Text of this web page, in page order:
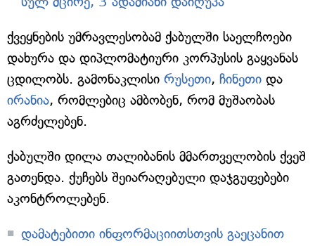
ქვეყნების უმრავლესობამ ქაბულში საელჩოები
დახურა და დიპლომატიური კორპუსის გაყვანას
ცდილობს. გამონაკლისი რუსეთი, ჩინეთი და
ირანია, რომლებიც ამბობენ, რომ მუშაობას
აგრძელებენ.
ქაბულში დილა თალიბანის მმართველობის ქვეშ
გათენდა. ქუჩებს შეიარაღებული დაჯგუფებები
აკონტროლებენ.
დამატებითი ინფორმაციითსთვის გაეცანით